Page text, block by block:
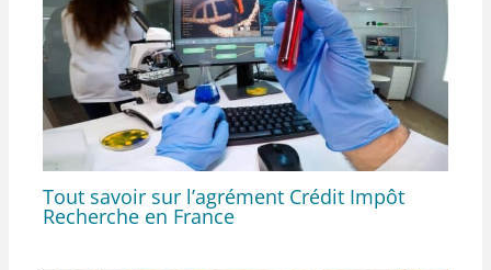
Tout savoir sur l’agrément Crédit Impôt
Recherche en France